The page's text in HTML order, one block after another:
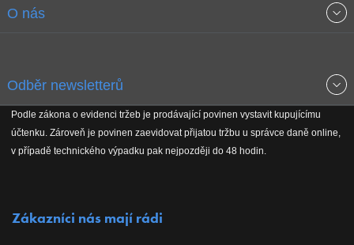
Obchodní podmínky
Reklamační řád
O nás
Koho podporujeme
Odběr newsletterů
Podle zákona o evidenci tržeb je prodávající povinen vystavit kupujícímu
účtenku. Zároveň je povinen zaevidovat přijatou tržbu u správce daně online,
v případě technického výpadku pak nejpozději do 48 hodin.
Zákazníci nás mají rádi